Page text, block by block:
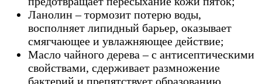
Ланолин – тормозит потерю воды,
восполняет липидный барьер, оказывает
смягчающее и увлажняющее действие;
Масло чайного дерева – с антисептическими
свойствами, сдерживает размножение
бактерий и препятствует образованию